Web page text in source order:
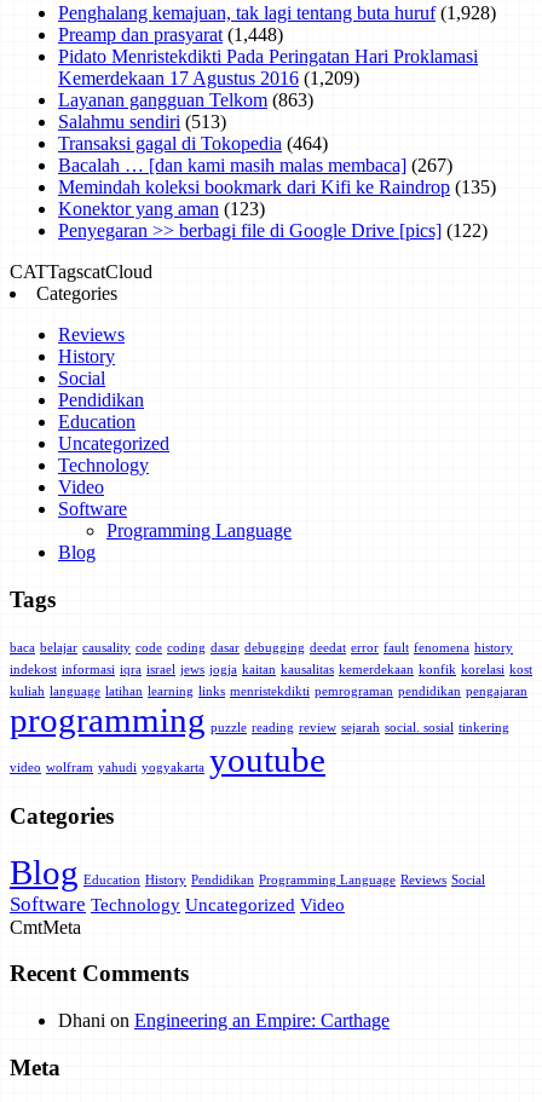
Penghalang kemajuan, tak lagi tentang buta huruf (1,928)
Preamp dan prasyarat (1,448)
Pidato Menristekdikti Pada Peringatan Hari Proklamasi
Kemerdekaan 17 Agustus 2016 (1,209)
Layanan gangguan Telkom (863)
Salahmu sendiri (513)
Transaksi gagal di Tokopedia (464)
Bacalah … [dan kami masih malas membaca] (267)
Memindah koleksi bookmark dari Kifi ke Raindrop (135)
Konektor yang aman (123)
Penyegaran >> berbagi file di Google Drive [pics] (122)
CATTagscatCloud
Categories
Reviews
History
Social
Pendidikan
Education
Uncategorized
Technology
Video
Software
Programming Language
Blog
Tags
baca belajar causality code coding dasar debugging deedat error fault fenomena history
indekost informasi iqra israel jews jogja kaitan kausalitas kemerdekaan konfik korelasi kost
kuliah language latihan learning links menristekdikti pemrograman pendidikan pengajaran
programming puzzle reading review sejarah social. sosial tinkering
video wolfram yahudi yogyakarta youtube
Categories
Blog Education History Pendidikan Programming Language Reviews Social
Software Technology Uncategorized Video
CmtMeta
Recent Comments
Dhani on Engineering an Empire: Carthage
Meta